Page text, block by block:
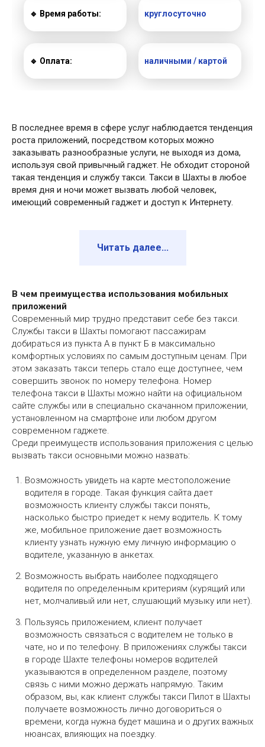
🔹 Время работы: круглосуточно
🔹 Оплата: наличными / картой
В последнее время в сфере услуг наблюдается тенденция
роста приложений, посредством которых можно
заказывать разнообразные услуги, не выходя из дома,
используя свой привычный гаджет. Не обходит стороной
такая тенденция и службу такси. Такси в Шахты в любое
время дня и ночи может вызвать любой человек,
имеющий современный гаджет и доступ к Интернету.
Читать далее...
В чем преимущества использования мобильных
приложений
Современный мир трудно представит себе без такси.
Службы такси в Шахты помогают пассажирам
добираться из пункта А в пункт Б в максимально
комфортных условиях по самым доступным ценам. При
этом заказать такси теперь стало еще доступнее, чем
совершить звонок по номеру телефона. Номер
телефона такси в Шахты можно найти на официальном
сайте службы или в специально скачанном приложении,
установленном на смартфоне или любом другом
современном гаджете.
Среди преимуществ использования приложения с целью
вызвать такси основными можно назвать:
Возможность увидеть на карте местоположение
водителя в городе. Такая функция сайта дает
возможность клиенту службы такси понять,
насколько быстро приедет к нему водитель. К тому
же, мобильное приложение дает возможность
клиенту узнать нужную ему личную информацию о
водителе, указанную в анкетах.
Возможность выбрать наиболее подходящего
водителя по определенным критериям (курящий или
нет, молчаливый или нет, слушающий музыку или нет).
Пользуясь приложением, клиент получает
возможность связаться с водителем не только в
чате, но и по телефону. В приложениях службы такси
в городе Шахте телефоны номеров водителей
указываются в определенном разделе, поэтому
связь с ними можно держать напрямую. Таким
образом, вы, как клиент службы такси Пилот в Шахты
получаете возможность лично договориться о
времени, когда нужна будет машина и о других важных
нюансах, влияющих на поездку.